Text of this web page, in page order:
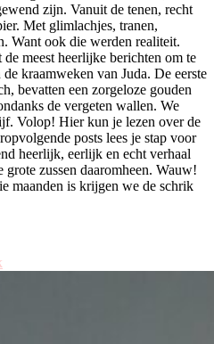
zijn. Vanuit de tenen, recht
Met glimlachjes, tranen,
Want ook die werden realiteit.
meest heerlijke berichten om te
kraamweken van Juda. De eerste
bevatten een zorgeloze gouden
de vergeten wallen. We
Volop! Hier kun je lezen over de
posts lees je stap voor
heerlijk, eerlijk en echt verhaal
grote zussen daaromheen. Wauw!
maanden is krijgen we de schrik